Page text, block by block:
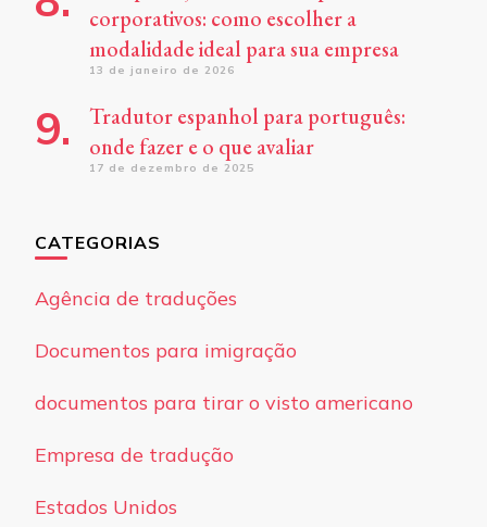
corporativos: como escolher a
modalidade ideal para sua empresa
13 de janeiro de 2026
Tradutor espanhol para português:
onde fazer e o que avaliar
17 de dezembro de 2025
CATEGORIAS
Agência de traduções
Documentos para imigração
documentos para tirar o visto americano
Empresa de tradução
Estados Unidos